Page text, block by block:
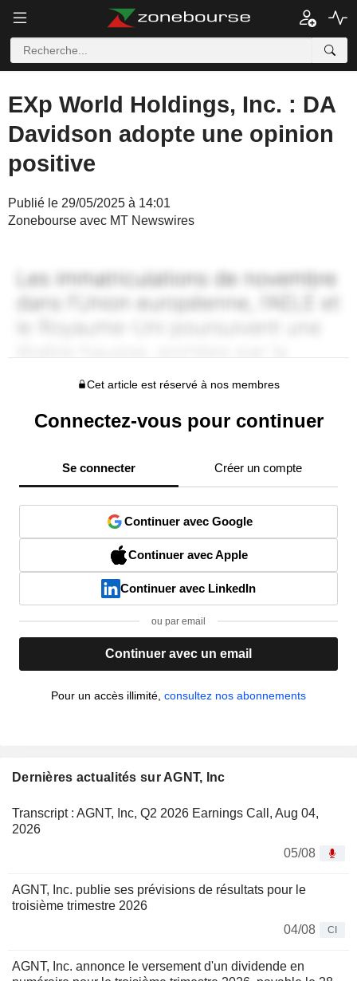
EXp World Holdings, Inc. : DA
Davidson adopte une opinion
positive
Publié le 29/05/2025 à 14:01
Zonebourse avec MT Newswires
Cet article est réservé à nos membres
Connectez-vous pour continuer
Se connecter Créer un compte
Continuer avec Google
Continuer avec Apple
Continuer avec LinkedIn
ou par email
Continuer avec un email
Pour un accès illimité, consultez nos abonnements
Dernières actualités sur AGNT, Inc
Transcript : AGNT, Inc, Q2 2026 Earnings Call, Aug 04,
2026
05/08
AGNT, Inc. publie ses prévisions de résultats pour le
troisième trimestre 2026
04/08
CI
AGNT, Inc. annonce le versement d'un dividende en